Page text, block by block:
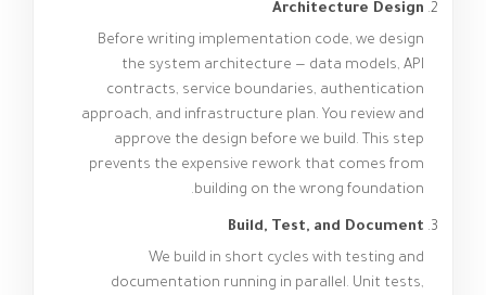
Architecture Design
Before writing implementation code, we design
the system architecture — data models, API
contracts, service boundaries, authentication
approach, and infrastructure plan. You review and
approve the design before we build. This step
prevents the expensive rework that comes from
building on the wrong foundation.
Build, Test, and Document
We build in short cycles with testing and
documentation running in parallel. Unit tests,